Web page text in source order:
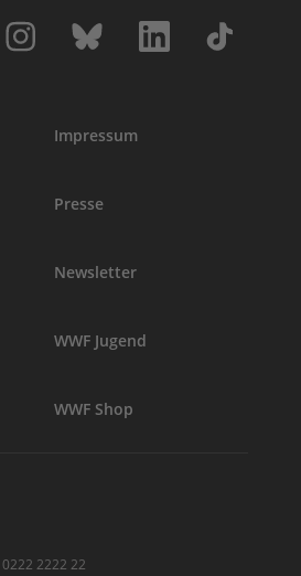
Impressum
Presse
Newsletter
WWF Jugend
WWF Shop
2222 22